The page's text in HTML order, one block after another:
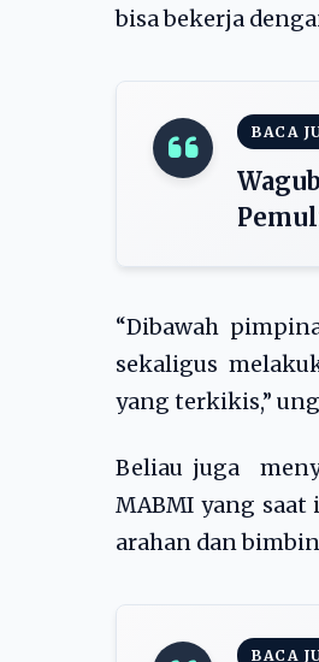
bisa bekerja
BACA
“Dibawah
sekaligus
yang terkikis,”
Beliau juga
MABMI yang
arahan dan
BACA